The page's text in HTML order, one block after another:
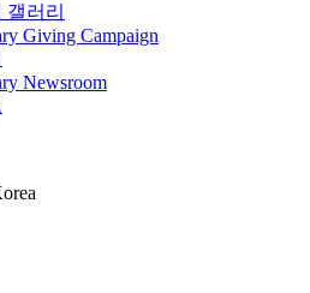
갤러리
Giving Campaign
Newsroom